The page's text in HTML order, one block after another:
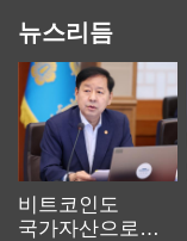
뉴스리듬
비트코인도
국가자산으로…'